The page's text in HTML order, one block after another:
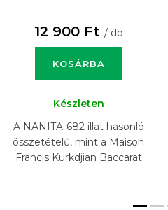
12 900 Ft / db
KOSÁRBA
Készleten
A NANITA-682 illat hasonló
összetételű, mint a Maison
Francis Kurkdjian Baccarat